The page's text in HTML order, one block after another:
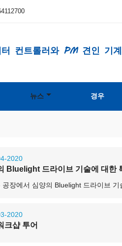
컨트롤러와 PM 견인 기
뉴스 경우
2020
Bluelight 드라이브 기술에 대한
공장에서 심양의 Bluelight 드라이브
2020
크샵 투어